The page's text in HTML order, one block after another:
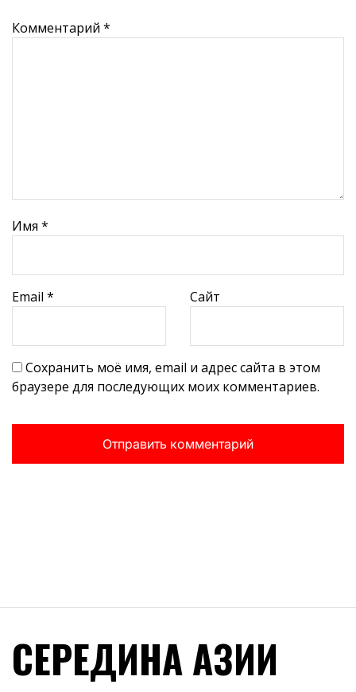
Комментарий *
Имя *
Email * Сайт
Сохранить моё имя, email и адрес сайта в этом
браузере для последующих моих комментариев.
СЕРЕДИНА АЗИИ